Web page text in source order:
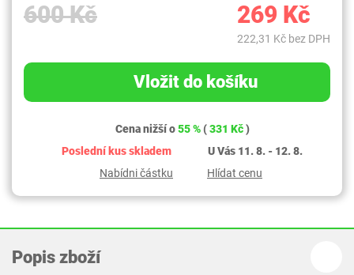
600 Kč 269 Kč
222,31 Kč bez DPH
Vložit do košíku
Cena nižší o55 %(331 Kč)
Poslední kus skladem
U Vás 11. 8. - 12. 8.
Nabídni částku
Hlídat cenu
Popis zboží